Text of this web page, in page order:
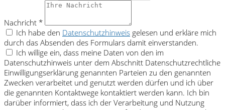
Nachricht *
Ich habe den Datenschutzhinweis gelesen und erkläre mich
durch das Absenden des Formulars damit einverstanden.
Ich willige ein, dass meine Daten von den im
Datenschutzhinweis unter dem Abschnitt Datenschutzrechtliche
Einwilligungserklärung genannten Parteien zu den genannten
Zwecken verarbeitet und genutzt werden dürfen und ich über
die genannten Kontaktwege kontaktiert werden kann. Ich bin
darüber informiert, dass ich der Verarbeitung und Nutzung